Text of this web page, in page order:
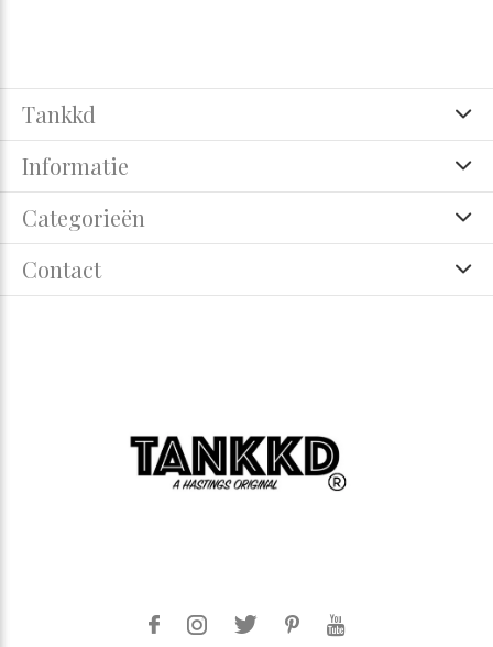
Tankkd
Informatie
Categorieën
Contact